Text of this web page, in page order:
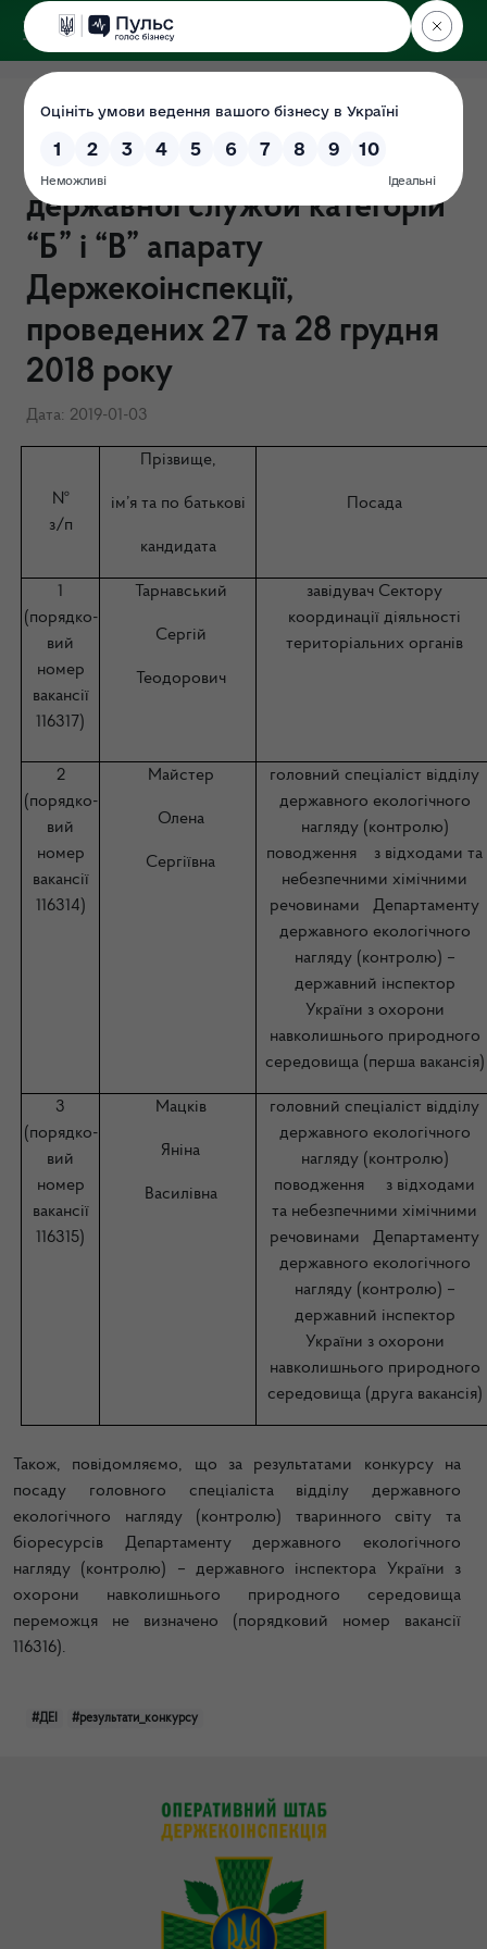
ДЕРЖЕКОІНСПЕКЦІЯ
Результати конкурсів, на
зайняття вакантних посад
державної служби категорій
“Б” і “В” апарату
Держекоінспекції,
проведених 27 та 28 грудня
2018 року
Дата: 2019-01-03
№
з/п
Прізвище,
ім’я та по батькові
кандидата
Посада
1
(порядко-
вий
номер
вакансії
116317)
Тарнавський
Сергій
Теодорович
завідувач Сектору
координації діяльності
територіальних органів
2
(порядко-
вий
номер
вакансії
116314)
Майстер
Олена
Сергіївна
головний спеціаліст відділу
державного екологічного
нагляду (контролю)
поводження з відходами та
небезпечними хімічними
речовинами Департаменту
державного екологічного
нагляду (контролю) –
державний інспектор
України з охорони
навколишнього природного
середовища (перша вакансія)
3
(порядко-
вий
номер
вакансії
116315)
Мацків
Яніна
Василівна
головний спеціаліст відділу
державного екологічного
нагляду (контролю)
поводження з відходами
та небезпечними хімічними
речовинами Департаменту
державного екологічного
нагляду (контролю) –
державний інспектор
України з охорони
навколишнього природного
середовища (друга вакансія)
Також, повідомляємо, що за результатами конкурсу на
посаду головного спеціаліста відділу державного
екологічного нагляду (контролю) тваринного світу та
біоресурсів Департаменту державного екологічного
нагляду (контролю) – державного інспектора України з
охорони навколишнього природного середовища
переможця не визначено (порядковий номер вакансії
116316).
#ДЕІ #результати_конкурсу